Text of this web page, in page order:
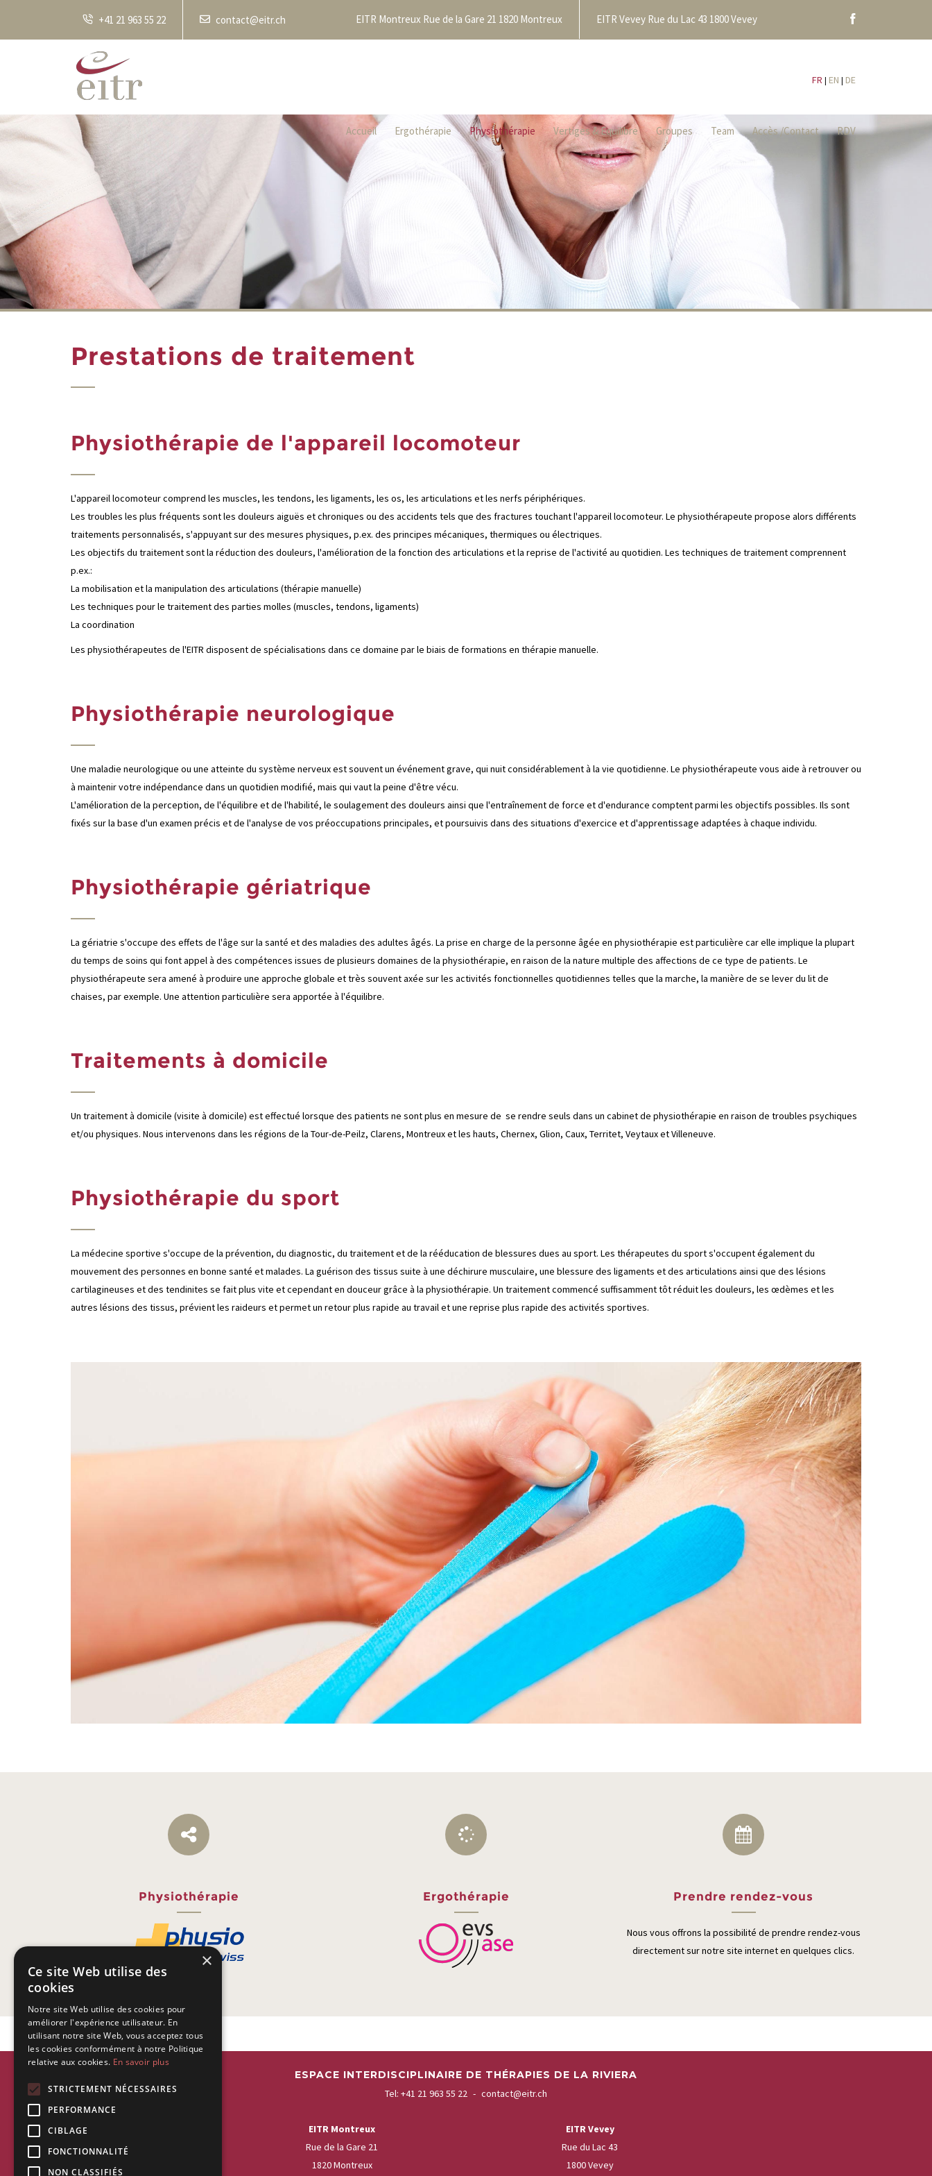
+41 21 963 55 22 contact@eitr.ch EITR Montreux Rue de la Gare 21 1820 Montreux EITR Vevey Rue du Lac 43 1800 Vevey
FR EN DE
Accueil Ergothérapie Physiothérapie Vertiges & Equilibre Groupes Team Accès /Contact RDV
Prestations de traitement
Physiothérapie de l'appareil locomoteur
L'appareil locomoteur comprend les muscles, les tendons, les ligaments, les os, les articulations et les nerfs périphériques.
Les troubles les plus fréquents sont les douleurs aiguës et chroniques ou des accidents tels que des fractures touchant l'appareil locomoteur. Le physiothérapeute propose alors différents
traitements personnalisés, s'appuyant sur des mesures physiques, p.ex. des principes mécaniques, thermiques ou électriques.
Les objectifs du traitement sont la réduction des douleurs, l'amélioration de la fonction des articulations et la reprise de l'activité au quotidien. Les techniques de traitement comprennent
p.ex.:
La mobilisation et la manipulation des articulations (thérapie manuelle)
Les techniques pour le traitement des parties molles (muscles, tendons, ligaments)
La coordination
Les physiothérapeutes de l'EITR disposent de spécialisations dans ce domaine par le biais de formations en thérapie manuelle.
Physiothérapie neurologique
Une maladie neurologique ou une atteinte du système nerveux est souvent un événement grave, qui nuit considérablement à la vie quotidienne. Le physiothérapeute vous aide à retrouver ou
à maintenir votre indépendance dans un quotidien modifié, mais qui vaut la peine d'être vécu.
L'amélioration de la perception, de l'équilibre et de l'habilité, le soulagement des douleurs ainsi que l'entraînement de force et d'endurance comptent parmi les objectifs possibles. Ils sont
fixés sur la base d'un examen précis et de l'analyse de vos préoccupations principales, et poursuivis dans des situations d'exercice et d'apprentissage adaptées à chaque individu.
Physiothérapie gériatrique
La gériatrie s'occupe des effets de l'âge sur la santé et des maladies des adultes âgés. La prise en charge de la personne âgée en physiothérapie est particulière car elle implique la plupart
du temps de soins qui font appel à des compétences issues de plusieurs domaines de la physiothérapie, en raison de la nature multiple des affections de ce type de patients. Le
physiothérapeute sera amené à produire une approche globale et très souvent axée sur les activités fonctionnelles quotidiennes telles que la marche, la manière de se lever du lit de
chaises, par exemple. Une attention particulière sera apportée à l'équilibre.
Traitements à domicile
Un traitement à domicile (visite à domicile) est effectué lorsque des patients ne sont plus en mesure de se rendre seuls dans un cabinet de physiothérapie en raison de troubles psychiques
et/ou physiques. Nous intervenons dans les régions de la Tour-de-Peilz, Clarens, Montreux et les hauts, Chernex, Glion, Caux, Territet, Veytaux et Villeneuve.
Physiothérapie du sport
La médecine sportive s'occupe de la prévention, du diagnostic, du traitement et de la rééducation de blessures dues au sport. Les thérapeutes du sport s'occupent également du
mouvement des personnes en bonne santé et malades. La guérison des tissus suite à une déchirure musculaire, une blessure des ligaments et des articulations ainsi que des lésions
cartilagineuses et des tendinites se fait plus vite et cependant en douceur grâce à la physiothérapie. Un traitement commencé suffisamment tôt réduit les douleurs, les œdèmes et les
autres lésions des tissus, prévient les raideurs et permet un retour plus rapide au travail et une reprise plus rapide des activités sportives.
Physiothérapie Ergothérapie Prendre rendez-vous
Nous vous offrons la possibilité de prendre rendez-vous
directement sur notre site internet en quelques clics.
ESPACE INTERDISCIPLINAIRE DE THÉRAPIES DE LA RIVIERA
Tel: +41 21 963 55 22 - contact@eitr.ch
EITR Montreux
Rue de la Gare 21
1820 Montreux
EITR Vevey
Rue du Lac 43
1800 Vevey
×
Ce site Web utilise des
cookies
Notre site Web utilise des cookies pour
améliorer l'expérience utilisateur. En
utilisant notre site Web, vous acceptez tous
les cookies conformément à notre Politique
relative aux cookies. En savoir plus
STRICTEMENT NÉCESSAIRES
PERFORMANCE
CIBLAGE
FONCTIONNALITÉ
NON CLASSIFIÉS